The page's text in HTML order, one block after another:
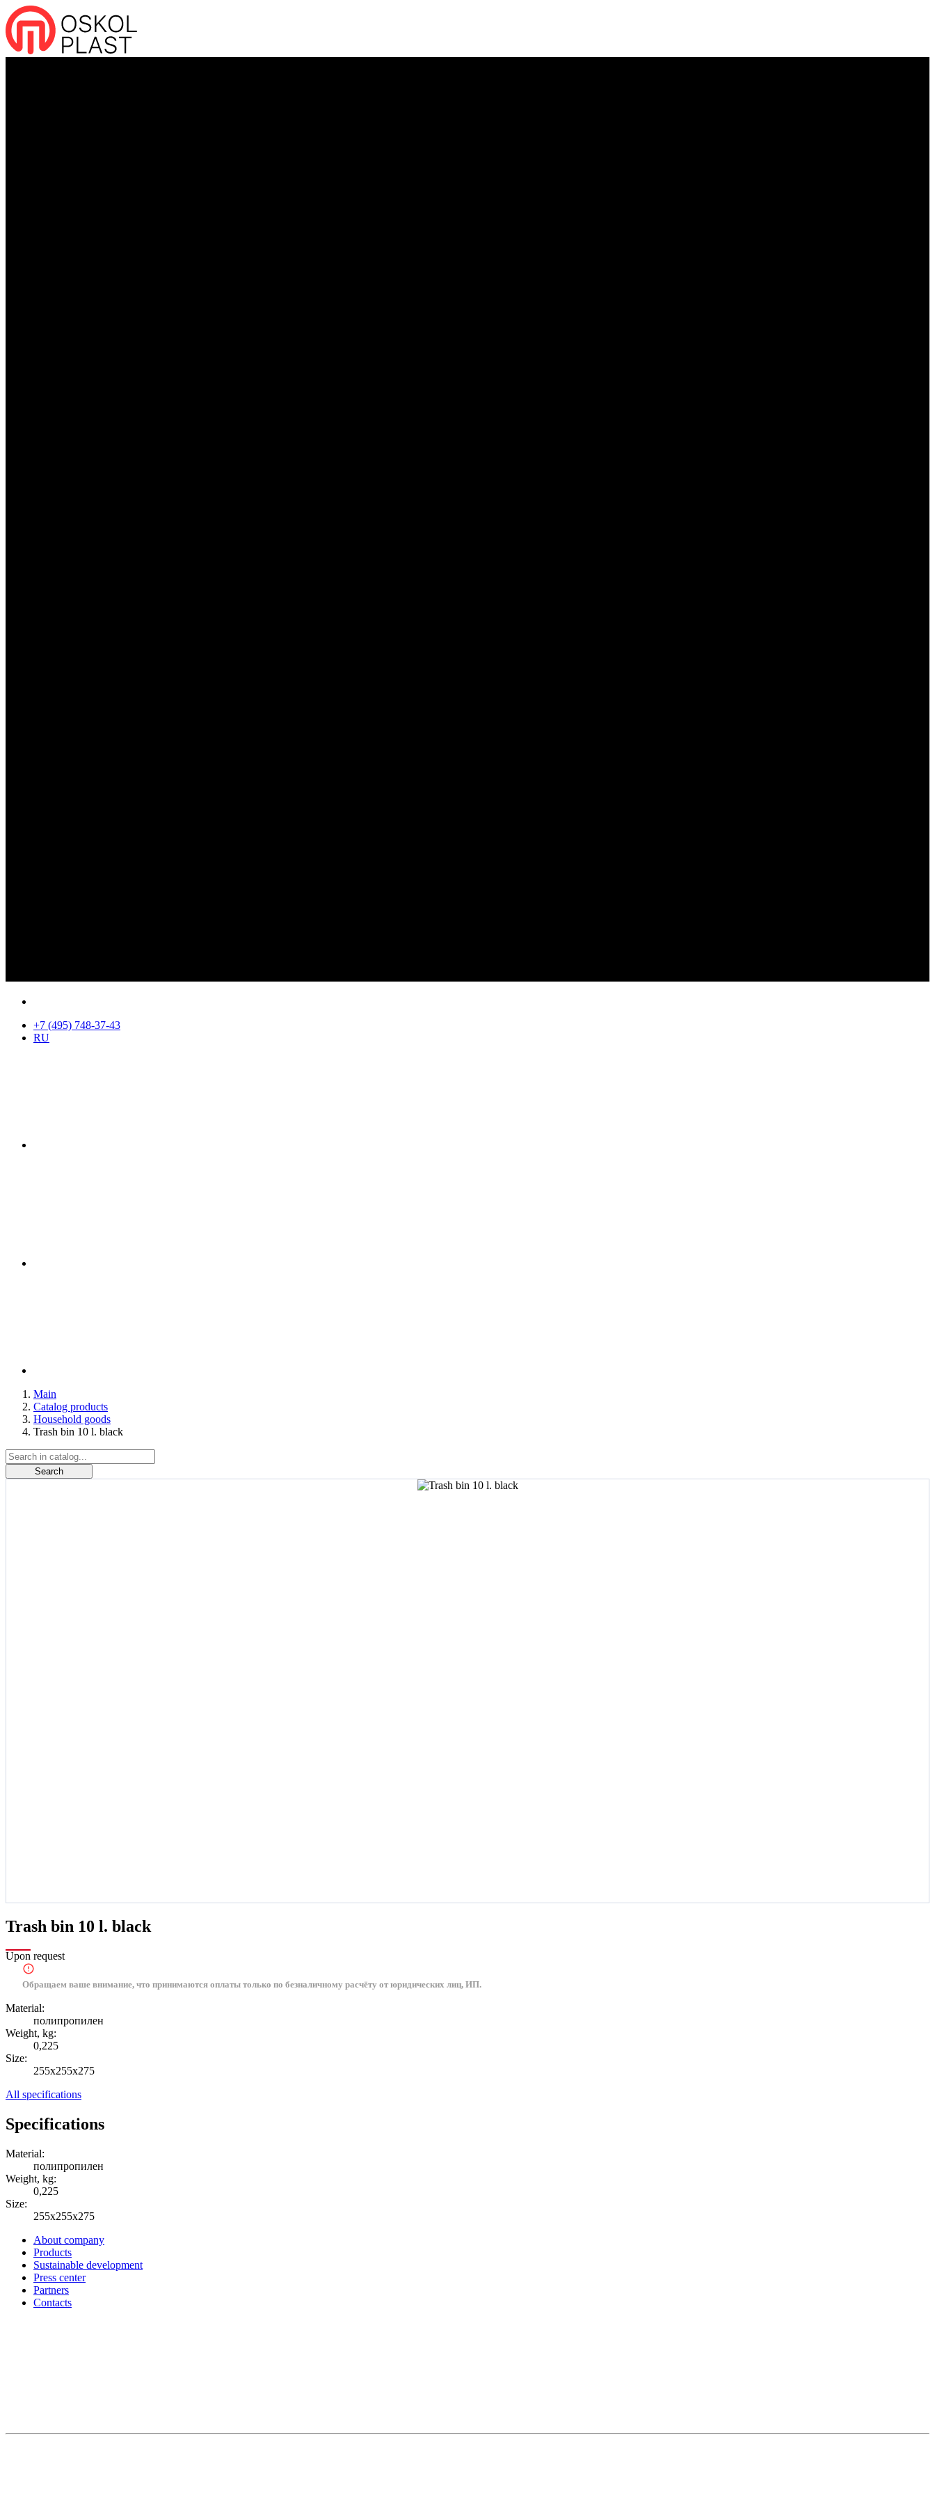
+7 (495) 748-37-43
RU
Main
Catalog products
Household goods
Trash bin 10 l. black
Search
Trash bin 10 l. black
Upon request
Обращаем ваше внимание, что принимаются оплаты только по безналичному расчёту от юридических лиц, ИП.
Material:
полипропилен
Weight, kg:
0,225
Size:
255х255х275
All specifications
Specifications
Material:
полипропилен
Weight, kg:
0,225
Size:
255х255х275
About company
Products
Sustainable development
Press center
Partners
Contacts